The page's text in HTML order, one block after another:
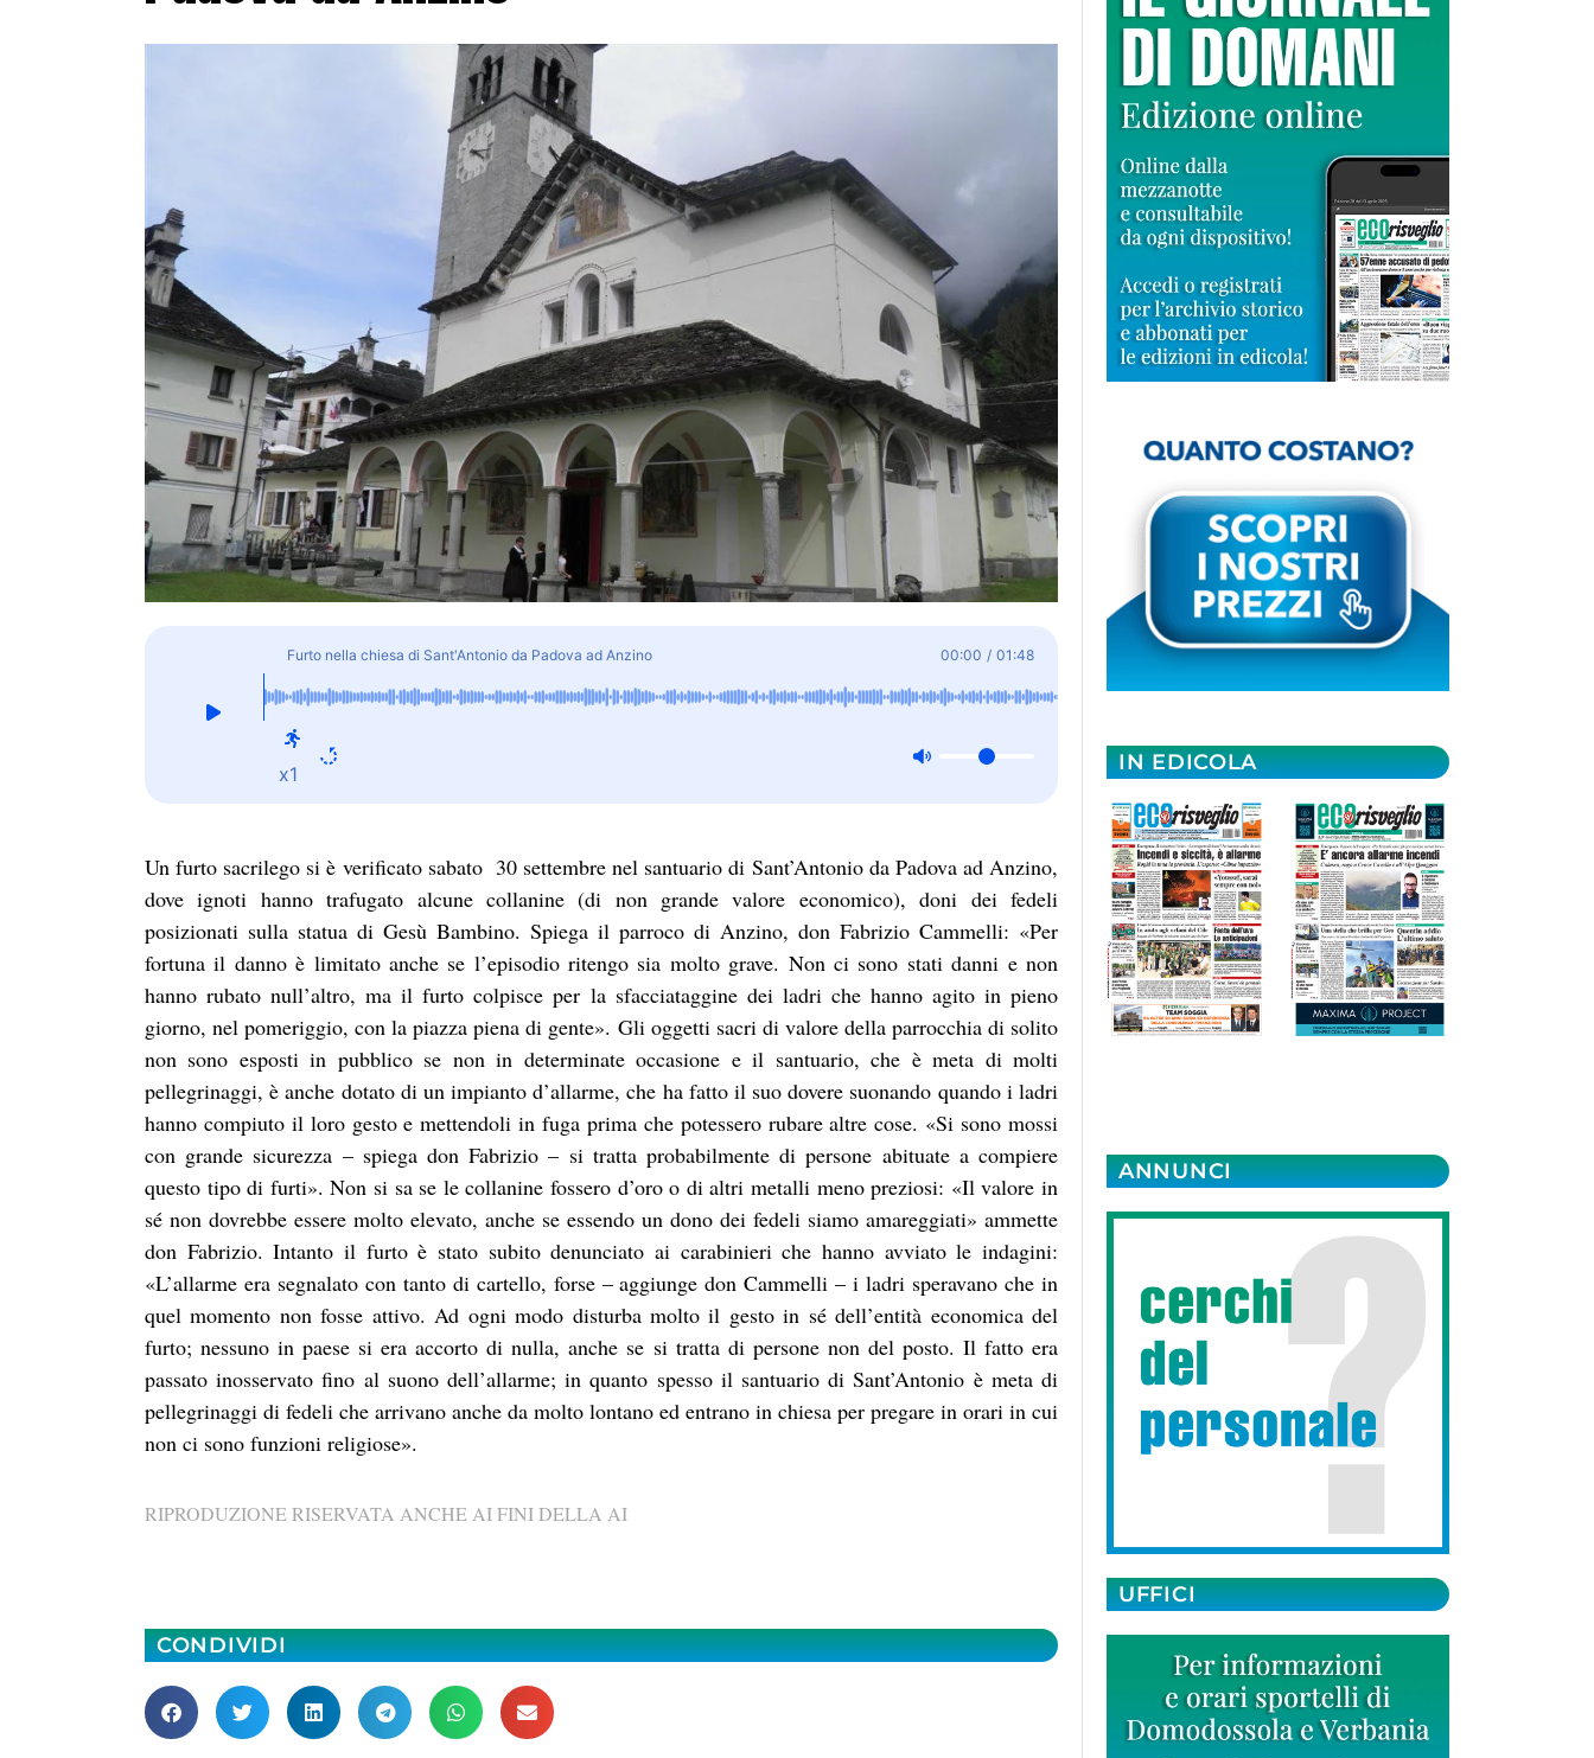
Furto nella chiesa di Sant'Antonio da Padova ad Anzino 00:00 / 01:48
x1
Un furto sacrilego si è verificato sabato 30 settembre nel santuario di Sant’Antonio da Padova ad Anzino,
dove ignoti hanno trafugato alcune collanine (di non grande valore economico), doni dei fedeli
posizionati sulla statua di Gesù Bambino. Spiega il parroco di Anzino, don Fabrizio Cammelli: «Per
fortuna il danno è limitato anche se l’episodio ritengo sia molto grave. Non ci sono stati danni e non
hanno rubato null’altro, ma il furto colpisce per la sfacciataggine dei ladri che hanno agito in pieno
giorno, nel pomeriggio, con la piazza piena di gente». Gli oggetti sacri di valore della parrocchia di solito
non sono esposti in pubblico se non in determinate occasione e il santuario, che è meta di molti
pellegrinaggi, è anche dotato di un impianto d’allarme, che ha fatto il suo dovere suonando quando i ladri
hanno compiuto il loro gesto e mettendoli in fuga prima che potessero rubare altre cose. «Si sono mossi
con grande sicurezza – spiega don Fabrizio – si tratta probabilmente di persone abituate a compiere
questo tipo di furti». Non si sa se le collanine fossero d’oro o di altri metalli meno preziosi: «Il valore in
sé non dovrebbe essere molto elevato, anche se essendo un dono dei fedeli siamo amareggiati» ammette
don Fabrizio. Intanto il furto è stato subito denunciato ai carabinieri che hanno avviato le indagini:
«L’allarme era segnalato con tanto di cartello, forse – aggiunge don Cammelli – i ladri speravano che in
quel momento non fosse attivo. Ad ogni modo disturba molto il gesto in sé dell’entità economica del
furto; nessuno in paese si era accorto di nulla, anche se si tratta di persone non del posto. Il fatto era
passato inosservato fino al suono dell’allarme; in quanto spesso il santuario di Sant’Antonio è meta di
pellegrinaggi di fedeli che arrivano anche da molto lontano ed entrano in chiesa per pregare in orari in cui
non ci sono funzioni religiose».
RIPRODUZIONE RISERVATA ANCHE AI FINI DELLA AI
CONDIVIDI
IN EDICOLA
ANNUNCI
UFFICI